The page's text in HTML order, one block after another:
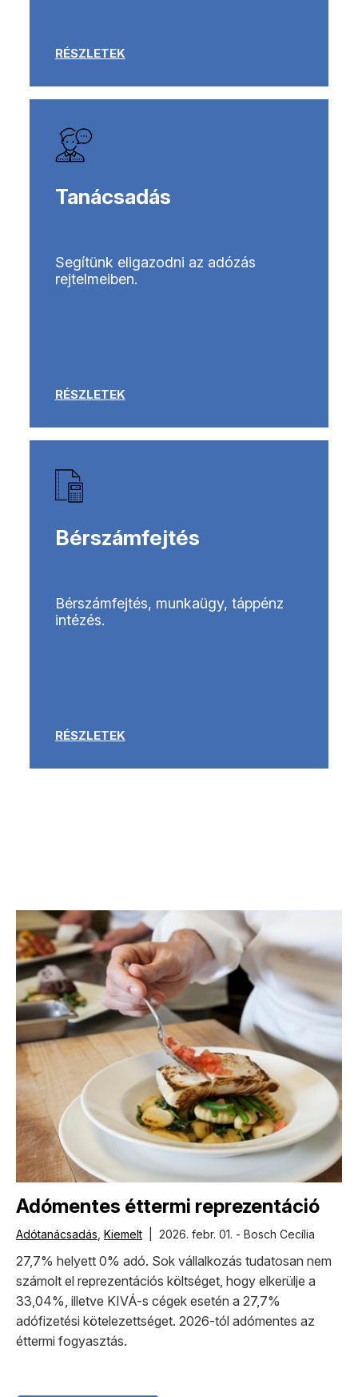
RÉSZLETEK
Tanácsadás
Segítünk eligazodni az adózás
rejtelmeiben.
RÉSZLETEK
Bérszámfejtés
Bérszámfejtés, munkaügy, táppénz
intézés.
RÉSZLETEK
Adómentes éttermi reprezentáció
Adótanácsadás Kiemelt | 2026. febr. 01. - Bosch Cecília
27,7% helyett 0% adó. Sok vállalkozás tudatosan nem
számolt el reprezentációs költséget, hogy elkerülje a
33,04%, illetve KIVÁ-s cégek esetén a 27,7%
adófizetési kötelezettséget. 2026-tól adómentes az
éttermi fogyasztás.